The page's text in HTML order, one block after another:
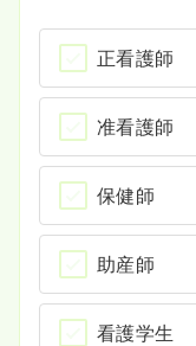
正看護師
准看護師
保健師
助産師
看護学生